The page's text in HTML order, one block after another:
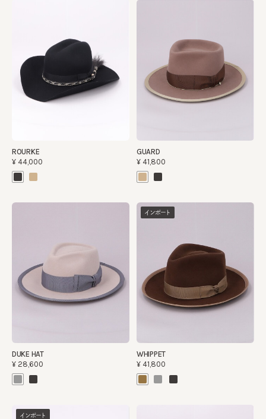
ROURKE
¥44,000
GUARD
¥41,800
DUKE HAT
¥28,600
インポート
WHIPPET
¥41,800
インポート